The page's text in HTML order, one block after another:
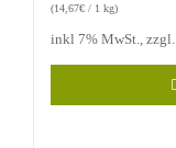
(14,67€ / 1 kg)
inkl 7% MwSt., zzgl.